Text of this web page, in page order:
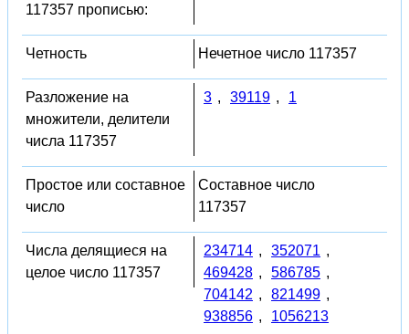
117357 прописью:
Четность Нечетное число 117357
Разложение на
множители, делители
числа 117357
3 , 39119 , 1
Простое или составное
число
Составное число
117357
Числа делящиеся на
целое число 117357
234714 , 352071 ,
469428 , 586785 ,
704142 , 821499 ,
938856 , 1056213